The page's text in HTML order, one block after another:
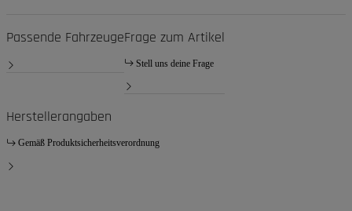
Passende FahrzeugeFrage zum Artikel
Stell uns deine Frage
Herstellerangaben
Gemäß Produktsicherheitsverordnung